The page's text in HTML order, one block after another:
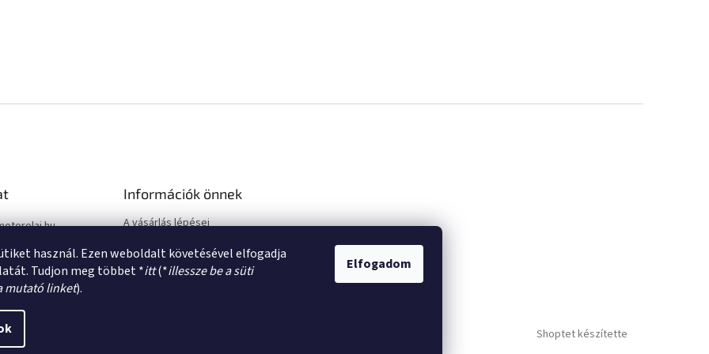
használ. Ezen weboldalt követésével elfogadja
Tudjon meg többet *itt(*illessze be a süti
mutató linket).
Elfogadom
Információk önnek
A vásárlás lépései
Adatkezelési tájékoztató
Shoptet készítette